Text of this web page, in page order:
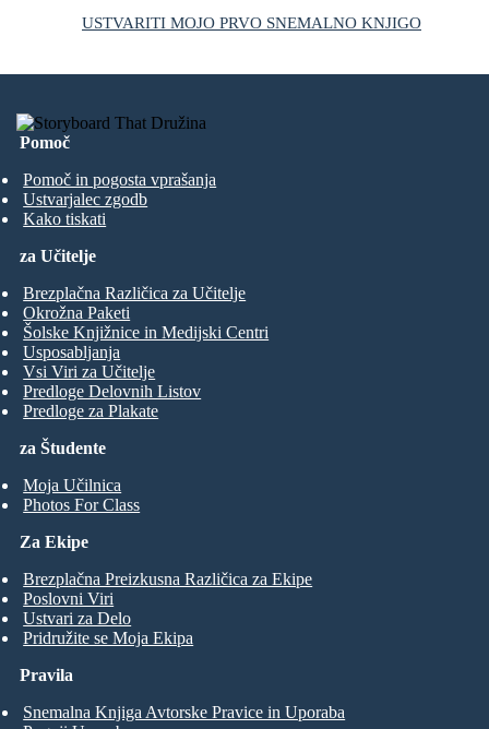
USTVARITI MOJO PRVO SNEMALNO KNJIGO
Pomoč
Pomoč in pogosta vprašanja
Ustvarjalec zgodb
Kako tiskati
za Študente
Moja Učilnica
Photos For Class
za Učitelje
Brezplačna Različica za Učitelje
Okrožna Paketi
Šolske Knjižnice in Medijski Centri
Usposabljanja
Vsi Viri za Učitelje
Predloge Delovnih Listov
Predloge za Plakate
Za Ekipe
Brezplačna Preizkusna Različica za Ekipe
Poslovni Viri
Ustvari za Delo
Pridružite se Moja Ekipa
Pravila
Snemalna Knjiga Avtorske Pravice in Uporaba